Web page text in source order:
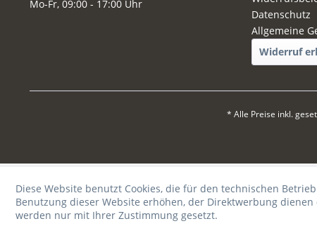
Mo-Fr, 09:00 - 17:00 Uhr
Datenschutz
Allgemeine
Widerruf
* Alle Preise inkl.
Diese Website benutzt Cookies, die für den technischen
Benutzung dieser Website erhöhen, der Direktwerbung
werden nur mit Ihrer Zustimmung gesetzt.